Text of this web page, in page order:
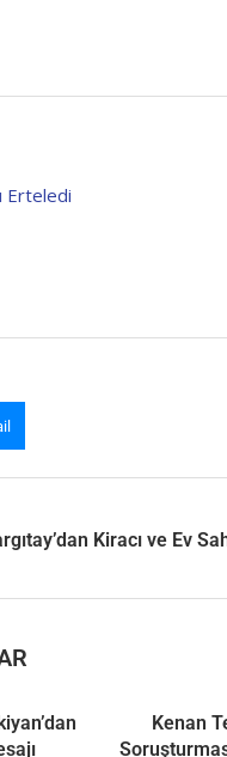
Erteledi
Kiracı ve Ev
Kenan